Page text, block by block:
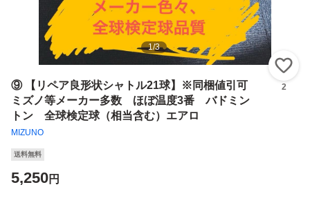
1/3
⑨ 【リペア良形状シャトル21球】※同梱値引可
ミズノ等メーカー多数 ほぼ温度3番 バドミン
トン 全球検定球（相当含む）エアロ
MIZUNO
2
送料無料
5,250円